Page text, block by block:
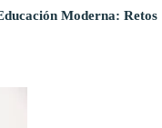
Moderna: Retos